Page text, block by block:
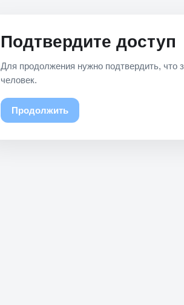
Подтвердите доступ
Для продолжения нужно подтвердить, что
человек.
Продолжить